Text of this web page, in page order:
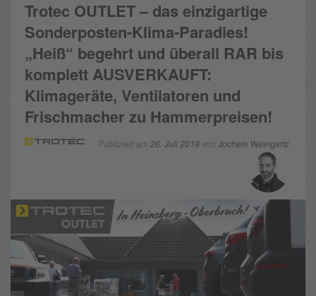
Trotec OUTLET – das einzigartige
Sonderposten-Klima-Paradies!
„Heiß“ begehrt und überall RAR bis
komplett AUSVERKAUFT:
Klimageräte, Ventilatoren und
Frischmacher zu Hammerpreisen!
Publiziert am 26. Juli 2019von Jochem Weingartz